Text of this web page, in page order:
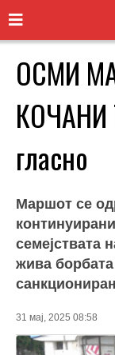
ОСМИ
КОЧАНИ
гласно
Маршот се
семејствата
жива
31 мај, 2025 08:58